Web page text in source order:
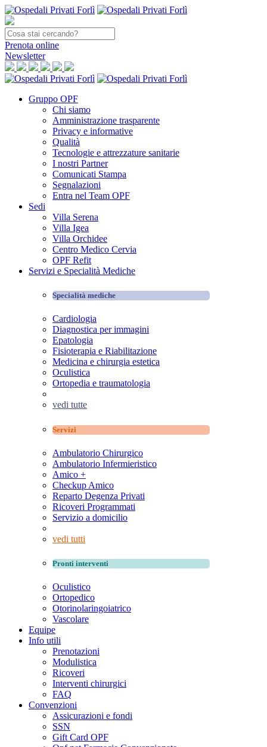
Prenota online
Newsletter
Gruppo OPF
Chi siamo
Amministrazione trasparente
Privacy e informative
Qualità
Tecnologie e attrezzature sanitarie
I nostri Partner
Comunicati Stampa
Segnalazioni
Entra nel Team OPF
Sedi
Villa Serena
Villa Igea
Villa Orchidee
Centro Medico Cervia
OPF Refit
Servizi e Specialità Mediche
Specialità mediche
Cardiologia
Diagnostica per immagini
Epatologia
Fisioterapia e Riabilitazione
Medicina e chirurgia estetica
Oculistica
Ortopedia e traumatologia
vedi tutte
Servizi
Ambulatorio Chirurgico
Ambulatorio Infermieristico
Amico +
Checkup Amico
Reparto Degenza Privati
Ricoveri Programmati
Servizio a domicilio
vedi tutti
Pronti interventi
Oculistico
Ortopedico
Otorinolaringoiatrico
Vascolare
Equipe
Info utili
Prenotazioni
Modulistica
Ricoveri
Interventi chirurgici
FAQ
Convenzioni
Assicurazioni e fondi
SSN
Gift Card OPF